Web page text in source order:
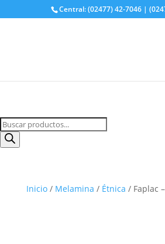
Central: (02477) 42-7046 |
Búsqueda
de
productos
Inicio/ Melamina / Étnica / Faplac